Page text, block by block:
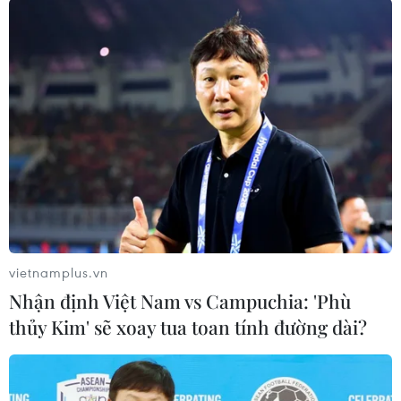
Theo dõi VietnamPlus
TIN LIÊN QUAN
vietnamplus.vn
Nhận định Việt Nam vs Campuchia: 'Phù
thủy Kim' sẽ xoay tua toan tính đường dài?